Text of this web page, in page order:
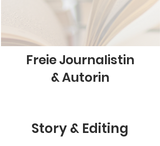
Freie Journalistin
&Autorin
Story & Editing